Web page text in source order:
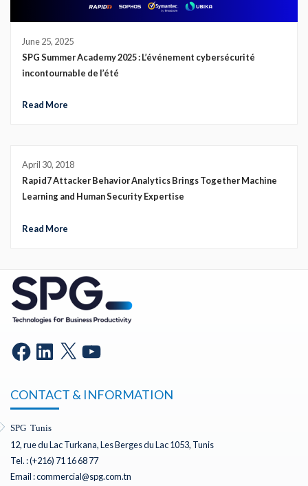
June 25, 2025
SPG Summer Academy 2025 : L’événement cybersécurité
incontournable de l’été
Read More
April 30, 2018
Rapid7 Attacker Behavior Analytics Brings Together Machine
Learning and Human Security Expertise
Read More
CONTACT & INFORMATION
SPG Tunis
12, rue du Lac Turkana, Les Berges du Lac 1053, Tunis
Tel. : (+216) 71 16 68 77
Email : commercial@spg.com.tn